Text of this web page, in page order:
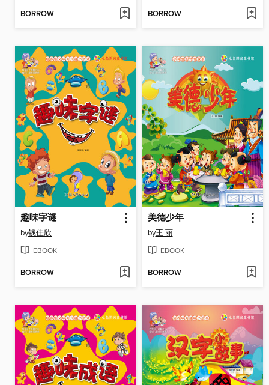
BORROW BORROW
趣味字谜
by钱佳欣
EBOOK
BORROW
美德少年
by王 丽
EBOOK
BORROW